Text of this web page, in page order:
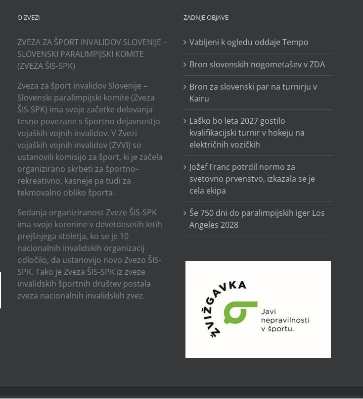
O ZVEZI
ZVEZA ZA ŠPORT INVALIDOV SLOVENIJE –
SLOVENSKI PARALIMPIJSKI KOMITE
(ZVEZA ŠIS-SPK)
Zveza za šport invalidov Slovenije –
Slovenski paralimpijski komite (Zveza
ŠIS-SPK) ima svoje začetke delovanja
tesno povezane s športno dejavnostjo
vojaških vojnih invalidov. V Zvezi
vojaških vojnih invalidov (ZVVI) so
ustanovili komisijo za šport, ki je začela
organizirano skrbeti za športno-
rekreativno, kasneje pa tudi za
tekmovalno obliko športa.
Sedanja organiziranost Zveze ŠIS-SPK
ima svoje korenine v devetdesetih letih
prejšnjega stoletja, ko se je 10
nacionalnih invalidskih organizacij
odločilo, da ustanovijo novo Zvezo ŠIS-
SPK. Tako je Zveza ŠIS-SPK iz zveze
invalidskih športnih društev postala
zveza nacionalnih invalidskih zvez.
ZADNJE OBJAVE
Vabljeni k ogledu oddaje Tempo
Bron slovenskih nogometašev v ZDA
Bron za slovenski par na turnirju v
Kairu
Laško bo leta 2027 gostilo
kvalifikacijski turnir v hokeju na
električnih vozičkih
Jožef Franc potrdil normo za
svetovno prvenstvo, izkazala se je
cela ekipa
Še 750 dni do paralimpijskih iger Los
Angeles 2028